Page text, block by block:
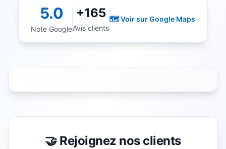
5.0
Note Google
+165
Avis clients
🗺️ Voir sur Google Maps
🤝 Rejoignez nos clients